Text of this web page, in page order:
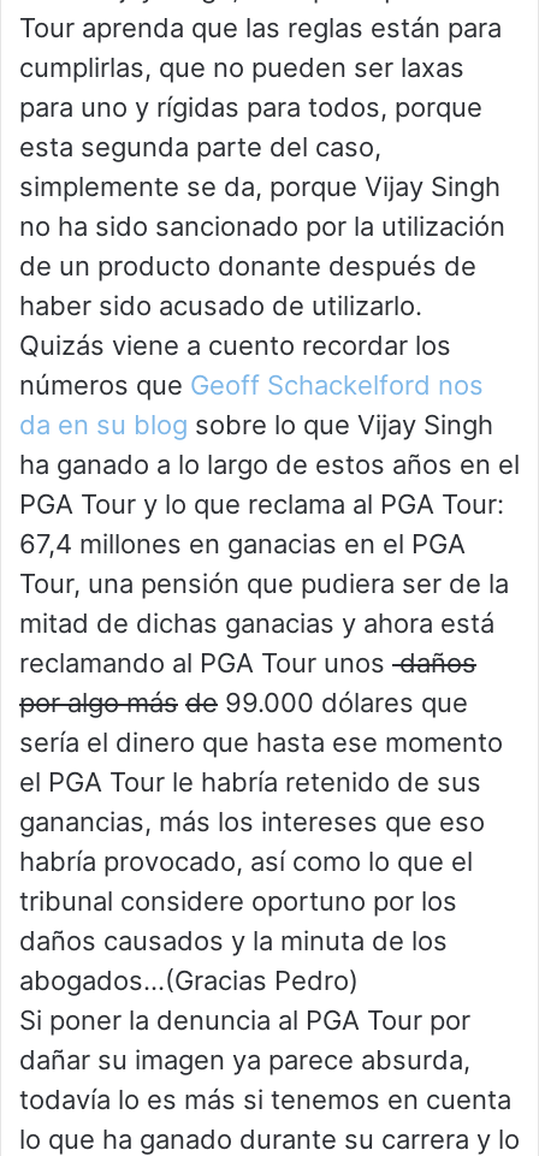
Tour aprenda que las reglas están para
cumplirlas, que no pueden ser laxas
para uno y rígidas para todos, porque
esta segunda parte del caso,
simplemente se da, porque Vijay Singh
no ha sido sancionado por la utilización
de un producto donante después de
haber sido acusado de utilizarlo.
Quizás viene a cuento recordar los
números que Geoff Schackelford nos
da en su blog sobre lo que Vijay Singh
ha ganado a lo largo de estos años en el
PGA Tour y lo que reclama al PGA Tour:
67,4 millones en ganacias en el PGA
Tour, una pensión que pudiera ser de la
mitad de dichas ganacias y ahora está
reclamando al PGA Tour unos daños
por algo más de 99.000 dólares que
sería el dinero que hasta ese momento
el PGA Tour le habría retenido de sus
ganancias, más los intereses que eso
habría provocado, así como lo que el
tribunal considere oportuno por los
daños causados y la minuta de los
abogados…(Gracias Pedro)
Si poner la denuncia al PGA Tour por
dañar su imagen ya parece absurda,
todavía lo es más si tenemos en cuenta
lo que ha ganado durante su carrera y lo